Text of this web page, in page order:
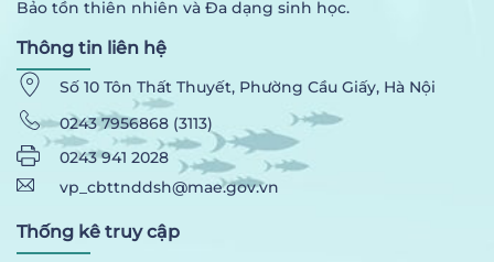
Bảo tồn thiên nhiên và Đa dạng sinh học.
Thông tin liên hệ
Số 10 Tôn Thất Thuyết, Phường Cầu Giấy, Hà Nội
0243 7956868 (3113)
0243 941 2028
vp_cbttnddsh@mae.gov.vn
Thống kê truy cập